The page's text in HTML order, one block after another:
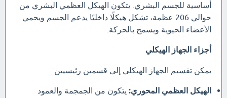
أساسية للجسم البشري. يتكون الهيكل العظمي البشري من
حوالي 206 عظمة، تشكل هيكلًا داخليًا يدعم الجسم ويحمي
الأعضاء الحيوية ويسمح بالحركة.
أجزاء الجهاز الهيكلي
يمكن تقسيم الجهاز الهيكلي إلى قسمين رئيسيين:
الهيكل العظمي المحوري: يتكون من الجمجمة والعمود